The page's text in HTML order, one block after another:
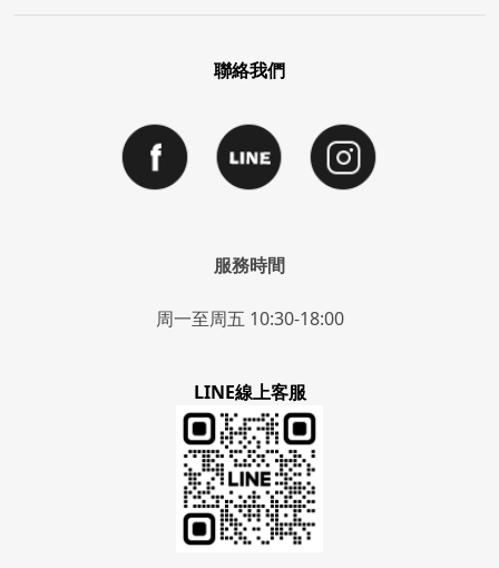
聯絡我們
服務時間
周一至周五 10:30-18:00
LINE線上客服